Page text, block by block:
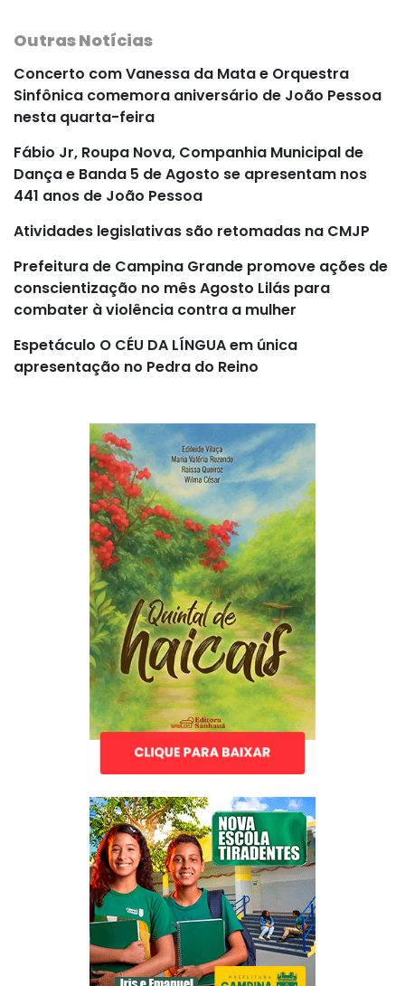
Outras Notícias
Concerto com Vanessa da Mata e Orquestra
Sinfônica comemora aniversário de João Pessoa
nesta quarta-feira
Fábio Jr, Roupa Nova, Companhia Municipal de
Dança e Banda 5 de Agosto se apresentam nos
441 anos de João Pessoa
Atividades legislativas são retomadas na CMJP
Prefeitura de Campina Grande promove ações de
conscientização no mês Agosto Lilás para
combater à violência contra a mulher
Espetáculo O CÉU DA LÍNGUA em única
apresentação no Pedra do Reino